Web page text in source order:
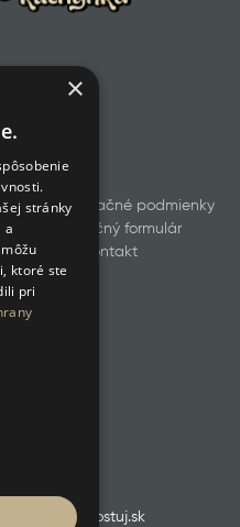
a reklamačné podmienky
Reklamačný formulár
Kontakt
❤️ poháňa boostuj.sk
×
stránky
a
ktoré ste
pri